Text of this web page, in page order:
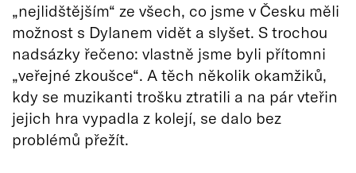
„nejlidštějším“ ze všech, co jsme v Česku měli
možnost s Dylanem vidět a slyšet. S trochou
nadsázky řečeno: vlastně jsme byli přítomni
„veřejné zkoušce“. A těch několik okamžiků,
kdy se muzikanti trošku ztratili a na pár vteřin
jejich hra vypadla z kolejí, se dalo bez
problémů přežít.